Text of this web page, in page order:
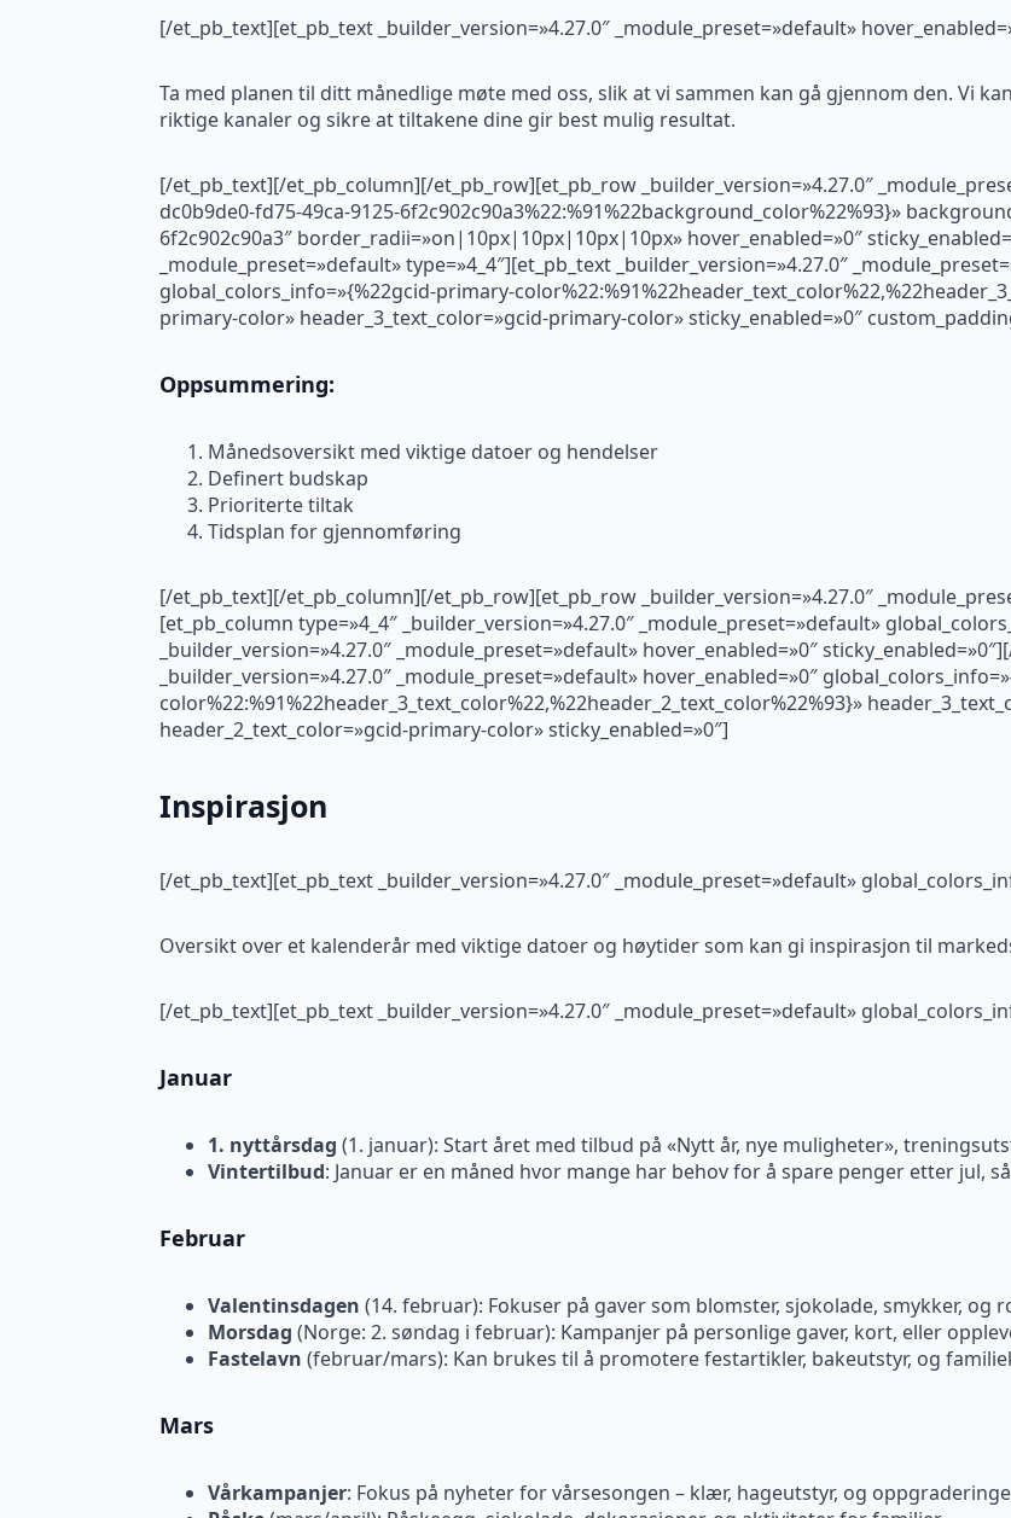
[/et_pb_text][et_pb_text _builder_version=»4.27.0″ _module_preset=»default»
Ta med planen til ditt månedlige møte med oss, slik at vi sammen kan gå gjennom den. Vi
riktige kanaler og sikre at tiltakene dine gir best mulig resultat.
[/et_pb_text][/et_pb_column][/et_pb_row][et_pb_row _builder_version=»4.27.0″
dc0b9de0-fd75-49ca-9125-6f2c902c90a3%22:%91%22background_color%22%93}»
6f2c902c90a3″ border_radii=»on|10px|10px|10px|10px» hover_enabled=»0″
_module_preset=»default» type=»4_4″][et_pb_text _builder_version=»4.27.0″
global_colors_info=»{%22gcid-primary-
primary-color» header_3_text_color=»gcid-primary-color» sticky_enabled=»0″
Oppsummering:
Månedsoversikt med viktige datoer og hendelser
Definert budskap
Prioriterte tiltak
Tidsplan for gjennomføring
[/et_pb_text][/et_pb_column][/et_pb_row][et_pb_row _builder_version=»4.27.0″
[et_pb_column type=»4_4″ _builder_version=»4.27.0″ _module_preset=»default»
_builder_version=»4.27.0″ _module_preset=»default» hover_enabled=»0″
_builder_version=»4.27.0″ _module_preset=»default» hover_enabled=»0″
color%22:%91%22header_3_text_color%22,%22header_2_text_color%22%93}»
header_2_text_color=»gcid-primary-color» sticky_enabled=»0″]
Inspirasjon
[/et_pb_text][et_pb_text _builder_version=»4.27.0″ _module_preset=»default»
Oversikt over et kalenderår med viktige datoer og høytider som kan gi inspirasjon til
[/et_pb_text][et_pb_text _builder_version=»4.27.0″ _module_preset=»default»
Januar
1. nyttårsdag (1. januar): Start året med tilbud på «Nytt år, nye muligheter»,
Vintertilbud: Januar er en måned hvor mange har behov for å spare penger etter jul,
Februar
Valentinsdagen (14. februar): Fokuser på gaver som blomster, sjokolade, smykker, og
Morsdag (Norge: 2. søndag i februar): Kampanjer på personlige gaver, kort, eller
Fastelavn (februar/mars): Kan brukes til å promotere festartikler, bakeutstyr, og
Mars
Vårkampanjer: Fokus på nyheter for vårsesongen – klær, hageutstyr, og